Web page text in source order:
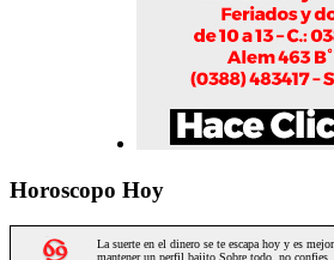
Horoscopo Hoy